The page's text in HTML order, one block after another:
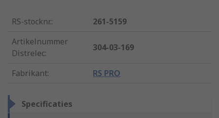
RS-stocknr.:
261-5159
Artikelnummer
Distrelec:
304-03-169
Fabrikant: RS PRO
Specificaties